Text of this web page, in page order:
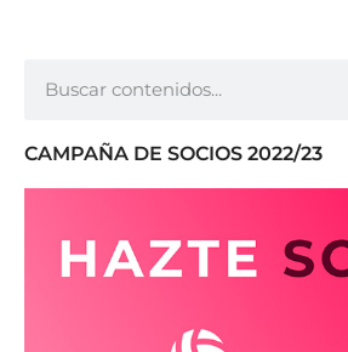
CAMPAÑA DE SOCIOS 2022/23